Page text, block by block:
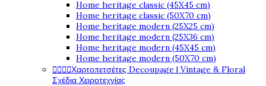
Home heritage classic (45X45 cm)
Home heritage classic (50X70 cm)
Home heritage modern (25X25 cm)
Home heritage modern (25X36 cm)
Home heritage modern (45X45 cm)
Home heritage modern (50X70 cm)
Χαρτοπετσέτες Decoupage | Vintage & Floral
Σχέδια Χειροτεχνίας